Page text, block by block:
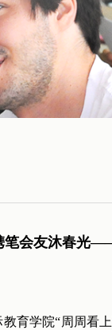
笔会友沐春光
育学院“周周看